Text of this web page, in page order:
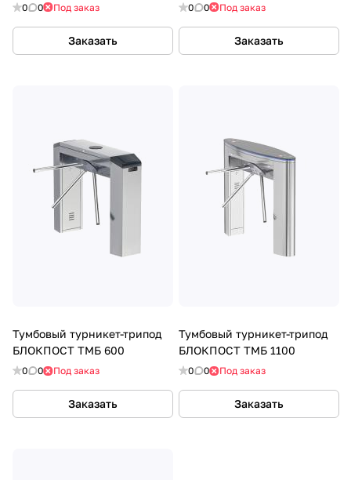
0 0 Под заказ
Заказать
0 0 Под заказ
Заказать
Тумбовый турникет-трипод
БЛОКПОСТ ТМБ 600
0 0 Под заказ
Заказать
Тумбовый турникет-трипод
БЛОКПОСТ ТМБ 1100
0 0 Под заказ
Заказать